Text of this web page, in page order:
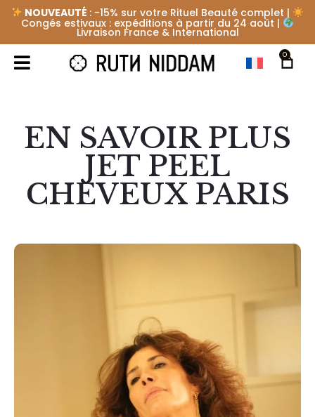
NOUVEAUTÉ : -15% sur votre Rituel Beauté complet |
Congés estivaux : expéditions à partir du 24 août |
Livraison France & International
0
EN SAVOIR PLUS
JET PEEL
CHEVEUX PARIS